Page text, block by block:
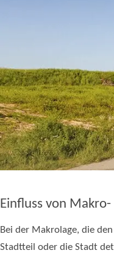
Einfluss von
Bei der Makrolage, die
Stadtteil oder die Stadt